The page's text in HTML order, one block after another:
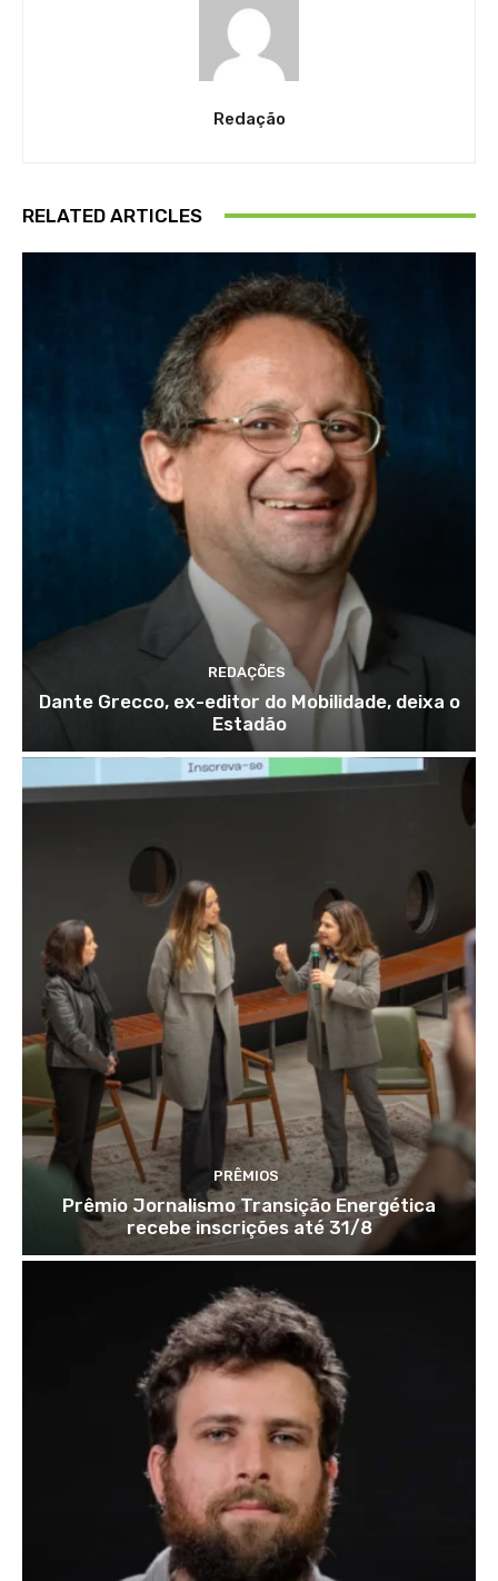
Redação
RELATED ARTICLES
REDAÇÕES
Dante Grecco, ex-editor do Mobilidade, deixa o
Estadão
PRÊMIOS
Prêmio Jornalismo Transição Energética
recebe inscrições até 31/8